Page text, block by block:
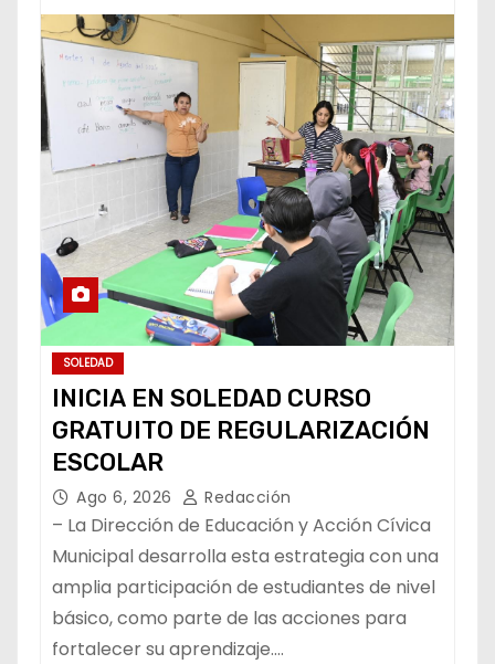
SOLEDAD
INICIA EN SOLEDAD CURSO
GRATUITO DE REGULARIZACIÓN
ESCOLAR
Ago 6, 2026 Redacción
– La Dirección de Educación y Acción Cívica
Municipal desarrolla esta estrategia con una
amplia participación de estudiantes de nivel
básico, como parte de las acciones para
fortalecer su aprendizaje.…